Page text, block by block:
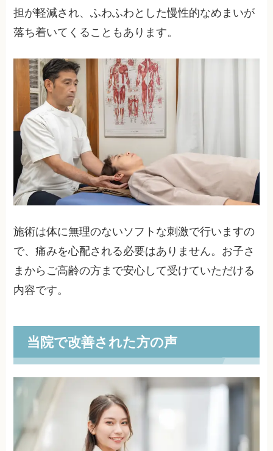
担が軽減され、ふわふわとした慢性的なめまいが
落ち着いてくることもあります。
施術は体に無理のないソフトな刺激で行いますの
で、痛みを心配される必要はありません。お子さ
まからご高齢の方まで安心して受けていただける
内容です。
当院で改善された方の声